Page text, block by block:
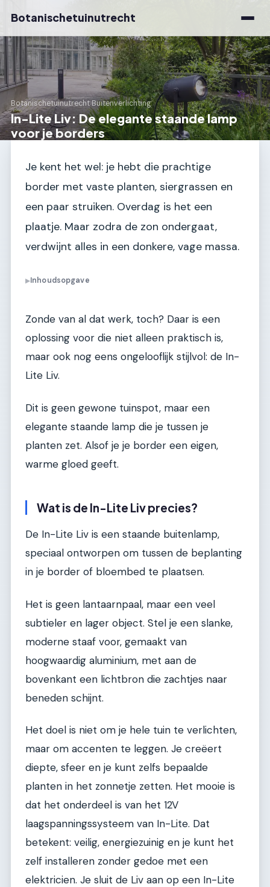
Botanischetuinutrecht
Botanischetuinutrecht›Buitenverlichting
In-Lite Liv: De elegante staande lamp
voor je borders
Je kent het wel: je hebt die prachtige
border met vaste planten, siergrassen en
een paar struiken. Overdag is het een
plaatje. Maar zodra de zon ondergaat,
verdwijnt alles in een donkere, vage massa.
▶Inhoudsopgave
Zonde van al dat werk, toch? Daar is een
oplossing voor die niet alleen praktisch is,
maar ook nog eens ongelooflijk stijlvol: de In-
Lite Liv.
Dit is geen gewone tuinspot, maar een
elegante staande lamp die je tussen je
planten zet. Alsof je je border een eigen,
warme gloed geeft.
Wat is de In-Lite Liv precies?
De In-Lite Liv is een staande buitenlamp,
speciaal ontworpen om tussen de beplanting
in je border of bloembed te plaatsen.
Het is geen lantaarnpaal, maar een veel
subtieler en lager object. Stel je een slanke,
moderne staaf voor, gemaakt van
hoogwaardig aluminium, met aan de
bovenkant een lichtbron die zachtjes naar
beneden schijnt.
Het doel is niet om je hele tuin te verlichten,
maar om accenten te leggen. Je creëert
diepte, sfeer en je kunt zelfs bepaalde
planten in het zonnetje zetten. Het mooie is
dat het onderdeel is van het 12V
laagspanningssysteem van In-Lite. Dat
betekent: veilig, energiezuinig en je kunt het
zelf installeren zonder gedoe met een
elektricien. Je sluit de Liv aan op een In-Lite